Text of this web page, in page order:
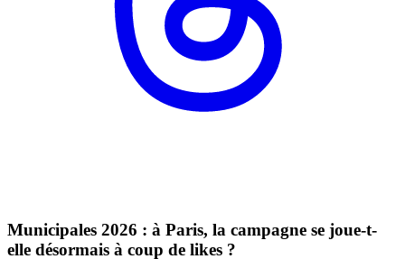
Municipales 2026 : à Paris, la campagne se joue-t-
elle désormais à coup de likes ?